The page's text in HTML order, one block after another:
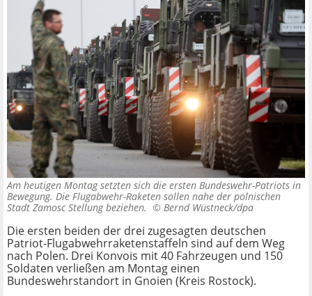
Am heutigen Montag setzten sich die ersten Bundeswehr-Patriots in
Bewegung. Die Flugabwehr-Raketen sollen nahe der polnischen
Stadt Zamosc Stellung beziehen. © Bernd Wüstneck/dpa
Die ersten beiden der drei zugesagten deutschen
Patriot-Flugabwehrraketenstaffeln sind auf dem Weg
nach Polen. Drei Konvois mit 40 Fahrzeugen und 150
Soldaten verließen am Montag einen
Bundeswehrstandort in Gnoien (Kreis Rostock).